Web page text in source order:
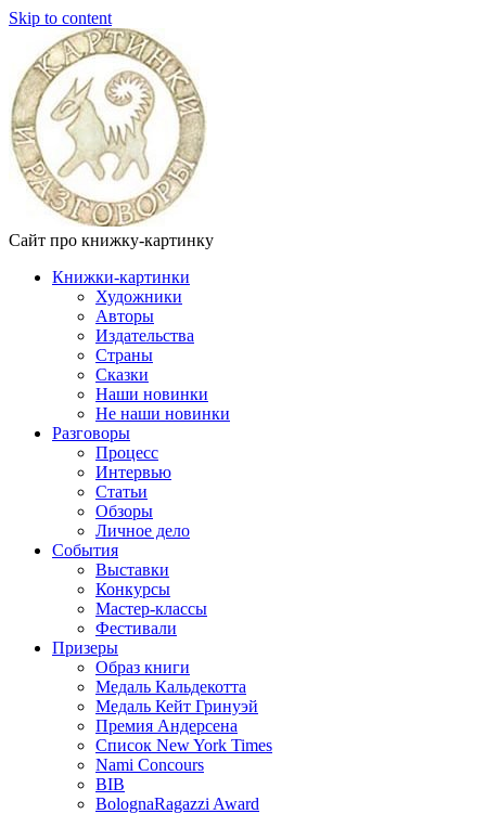
Skip to content
Сайт про книжку-картинку
Книжки-картинки
Художники
Авторы
Издательства
Страны
Сказки
Наши новинки
Не наши новинки
Разговоры
Процесс
Интервью
Статьи
Обзоры
Личное дело
События
Выставки
Конкурсы
Мастер-классы
Фестивали
Призеры
Образ книги
Медаль Кальдекотта
Медаль Кейт Гринуэй
Премия Андерсена
Список New York Times
Nami Concours
BIB
BolognaRagazzi Award